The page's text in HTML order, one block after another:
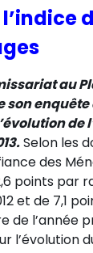
au
son
de
Selon les
des
points par
et de 7,1
de l’année
l’évolution